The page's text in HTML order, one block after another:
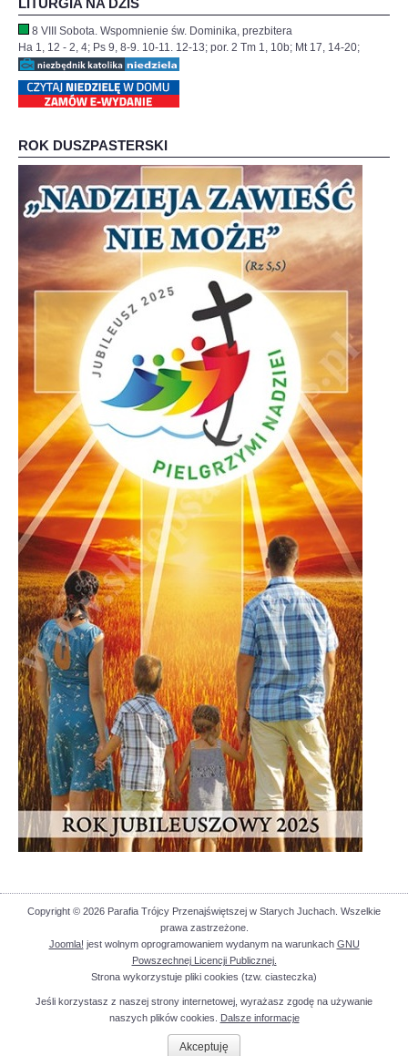
8 VIII Sobota. Wspomnienie św. Dominika, prezbitera
Ha 1, 12 - 2, 4; Ps 9, 8-9. 10-11. 12-13; por. 2 Tm 1, 10b; Mt 17, 14-20;
ROK DUSZPASTERSKI
Copyright © 2026 Parafia Trójcy Przenajświętszej w Starych Juchach. Wszelkie
prawa zastrzeżone.
Joomla! jest wolnym oprogramowaniem wydanym na warunkach GNU
Powszechnej Licencji Publicznej.
Strona wykorzystuje pliki cookies (tzw. ciasteczka)
Jeśli korzystasz z naszej strony internetowej, wyrażasz zgodę na używanie
naszych plików cookies.
Dalsze informacje
Akceptuję